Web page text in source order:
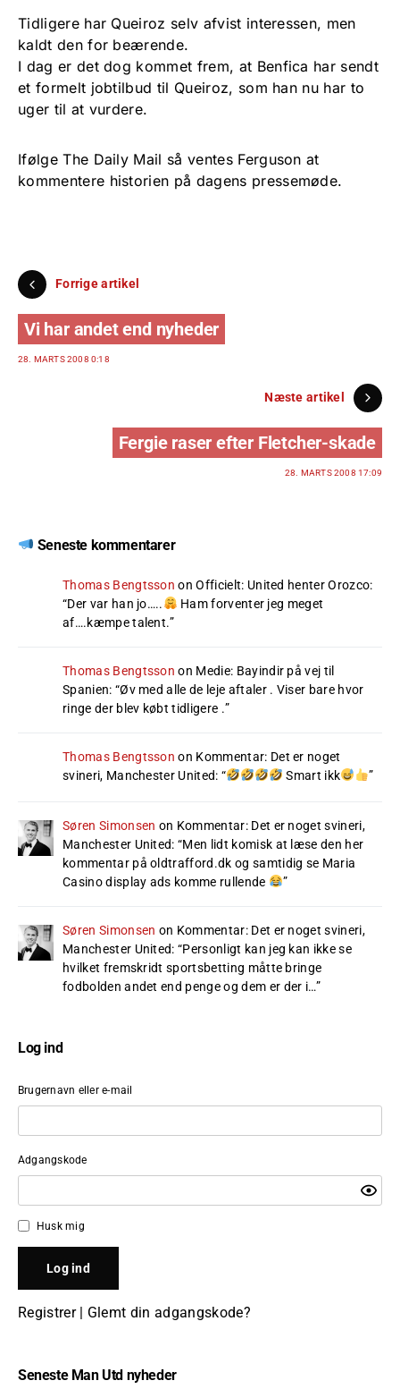
Tidligere har Queiroz selv afvist interessen, men
kaldt den for beærende.
I dag er det dog kommet frem, at Benfica har sendt
et formelt jobtilbud til Queiroz, som han nu har to
uger til at vurdere.
Ifølge The Daily Mail så ventes Ferguson at
kommentere historien på dagens pressemøde.
Forrige artikel
Vi har andet end nyheder
28. MARTS 2008 0:18
Næste artikel
Fergie raser efter Fletcher-skade
28. MARTS 2008 17:09
Seneste kommentarer
Thomas Bengtsson onOfficielt: United henter Orozco:
“Der var han jo…..
Ham forventer jeg meget
af….kæmpe talent.”
Thomas Bengtsson on Medie: Bayindir på vej til
Spanien: “Øv med alle de leje aftaler . Viser bare hvor
ringe der blev købt tidligere .”
Thomas Bengtsson on Kommentar: Det er noget
svineri, Manchester United: “ Smart ikk ”
Søren Simonsen on Kommentar: Det er noget svineri,
Manchester United: “Men lidt komisk at læse den her
kommentar på oldtrafford.dk og samtidig se Maria
Casino display ads komme rullende
”
Søren Simonsen on Kommentar: Det er noget svineri,
Manchester United: “Personligt kan jeg kan ikke se
hvilket fremskridt sportsbetting måtte bringe
fodbolden andet end penge og dem er der i…”
Log ind
Brugernavn eller e-mail
Adgangskode
Husk mig
Registrer| Glemt din adgangskode?
Seneste Man Utd nyheder